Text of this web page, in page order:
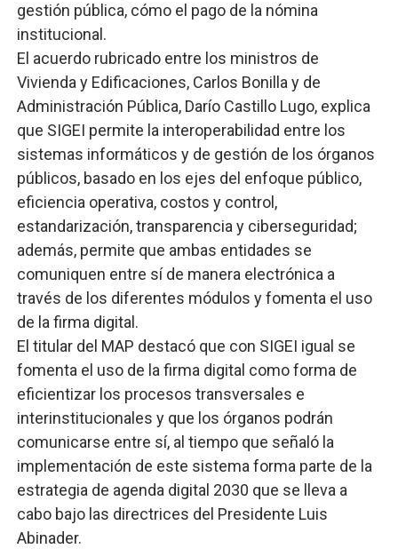
gestión pública, cómo el pago de la nómina
institucional.
El acuerdo rubricado entre los ministros de
Vivienda y Edificaciones, Carlos Bonilla y de
Administración Pública, Darío Castillo Lugo, explica
que SIGEI permite la interoperabilidad entre los
sistemas informáticos y de gestión de los órganos
públicos, basado en los ejes del enfoque público,
eficiencia operativa, costos y control,
estandarización, transparencia y ciberseguridad;
además, permite que ambas entidades se
comuniquen entre sí de manera electrónica a
través de los diferentes módulos y fomenta el uso
de la firma digital.
El titular del MAP destacó que con SIGEI igual se
fomenta el uso de la firma digital como forma de
eficientizar los procesos transversales e
interinstitucionales y que los órganos podrán
comunicarse entre sí, al tiempo que señaló la
implementación de este sistema forma parte de la
estrategia de agenda digital 2030 que se lleva a
cabo bajo las directrices del Presidente Luis
Abinader.